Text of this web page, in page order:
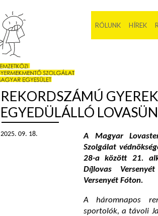
RÓLUNK HÍREK
REKORDSZÁMÚ
EGYEDÜLÁLLÓ
2025. 09. 18.
A Magyar
Szolgálat
28-a között 21.
Díjlovas
Versenyét Fóton.
A háromnapos
sportolók, a távoli